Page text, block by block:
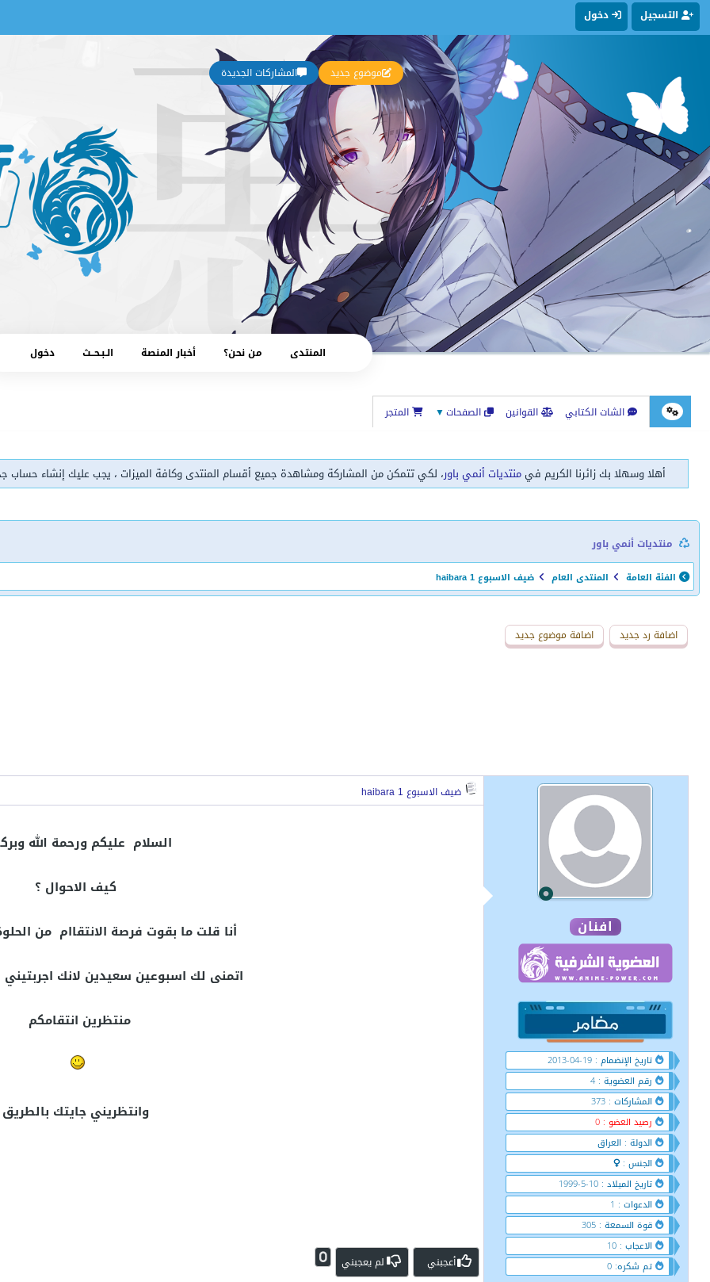
التسجيل دخول
المشاركات الجديدة موضوع جديد
المنتدى من نحن؟ أخبار المنصة الـبـحــث دخول
الشات الكتابي القوانين الصفحات▼ المتجر
أهلا وسهلا بك زائرنا الكريم فيمنتديات أنمي باور، لكي تتمكن من المشاركة ومشاهدة جميع أقسام المنتدى وكافة الميزات ، يجب عليك إنشاء حساب
منتديات أنمي باور
الفئة العامة المنتدى العام ضيف الاسبوع haibara 1
اضافة رد جديد اضافة موضوع جديد
ضيف الاسبوع haibara 1
افنان
تاريخ الإنضمام : 19-04-2013
رقم العضوية : 4
المشاركات : 373
رصيد العضو : 0
الدولة : العراق
الجنس :
تاريخ الميلاد : 10-5-1999
الدعوات : 1
قوة السمعة : 305
الاعجاب : 10
تم شكره: 0
السلام عليكم ورحمة الله
كيف الاحوال ؟
أنا قلت ما بقوت فرصة الانتقاام من
اتمنى لك اسبوعين سعيدين لانك
منتظرين انتقامكم
وانتظريني جايتك بالطريق
أعجبني لم يعجبني 0